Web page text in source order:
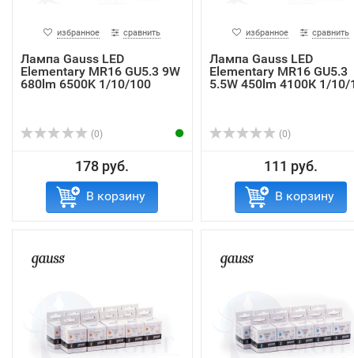
избранное сравнить
Лампа Gauss LED
Elementary MR16 GU5.3 9W
680lm 6500K 1/10/100
(0)
178 руб.
В корзину
избранное сравнить
Лампа Gauss LED
Elementary MR16 GU5.3
5.5W 450lm 4100К 1/10/
(0)
111 руб.
В корзину